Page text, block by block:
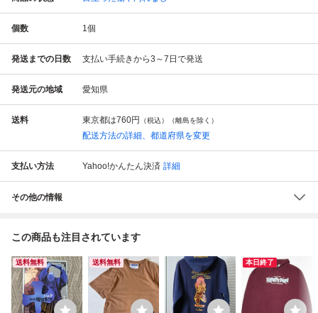
個数 1個
発送までの日数 支払い手続きから3～7日で発送
発送元の地域 愛知県
送料 東京都は760円 （税込）（離島を除く）
配送方法の詳細、都道府県を変更
支払い方法 Yahoo!かんたん決済 詳細
その他の情報
この商品も注目されています
送料無料 送料無料 本日終了